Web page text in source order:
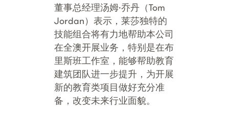
董事总经理汤姆·乔丹（Tom
Jordan）表示，莱莎独特的
技能组合将有力地帮助本公司
在全澳开展业务，特别是在布
里斯班工作室，能够帮助教育
建筑团队进一步提升，为开展
新的教育类项目做好充分准
备，改变未来行业面貌。